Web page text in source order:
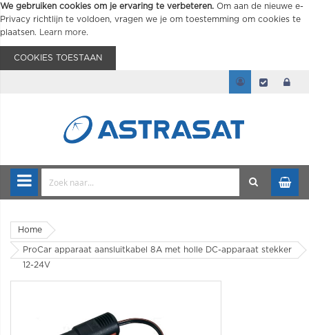
We gebruiken cookies om je ervaring te verbeteren. Om aan de nieuwe e-
Privacy richtlijn te voldoen, vragen we je om toestemming om cookies te
plaatsen.
Learn more.
COOKIES TOESTAAN
Home
ProCar apparaat aansluitkabel 8A met holle DC-apparaat stekker
12-24V